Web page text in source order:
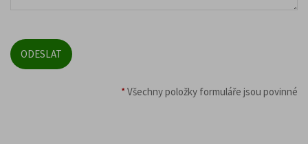
*Všechny položky formuláře jsou povinné